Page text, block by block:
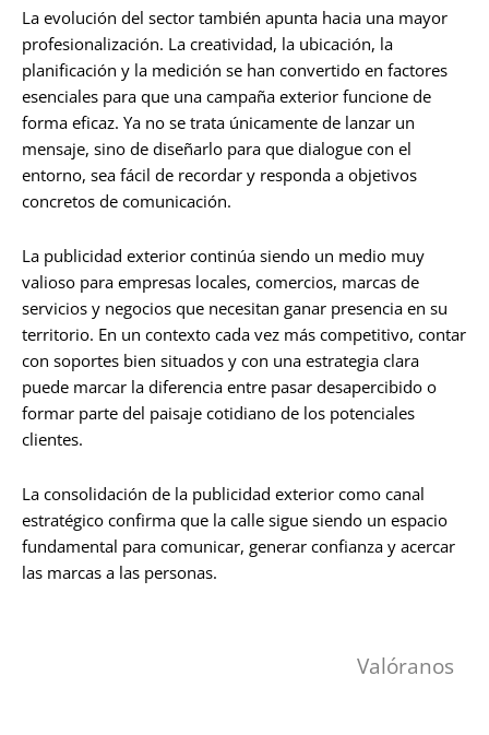
La evolución del sector también apunta hacia una mayor
profesionalización. La creatividad, la ubicación, la
planificación y la medición se han convertido en factores
esenciales para que una campaña exterior funcione de
forma eficaz. Ya no se trata únicamente de lanzar un
mensaje, sino de diseñarlo para que dialogue con el
entorno, sea fácil de recordar y responda a objetivos
concretos de comunicación.
La publicidad exterior continúa siendo un medio muy
valioso para empresas locales, comercios, marcas de
servicios y negocios que necesitan ganar presencia en su
territorio. En un contexto cada vez más competitivo, contar
con soportes bien situados y con una estrategia clara
puede marcar la diferencia entre pasar desapercibido o
formar parte del paisaje cotidiano de los potenciales
clientes.
La consolidación de la publicidad exterior como canal
estratégico confirma que la calle sigue siendo un espacio
fundamental para comunicar, generar confianza y acercar
las marcas a las personas.
Valóranos